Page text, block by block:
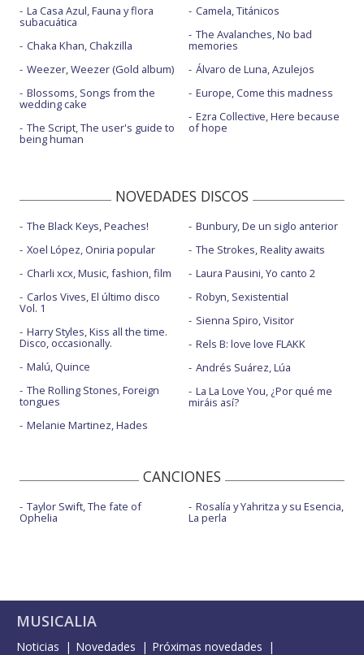
La Casa Azul, Fauna y flora
subacuática
Chaka Khan, Chakzilla
Weezer, Weezer (Gold album)
Blossoms, Songs from the
wedding cake
The Script, The user's guide to
being human
Camela, Titánicos
The Avalanches, No bad
memories
Álvaro de Luna, Azulejos
Europe, Come this madness
Ezra Collective, Here because
of hope
NOVEDADES DISCOS
The Black Keys, Peaches!
Xoel López, Oniria popular
Charli xcx, Music, fashion, film
Carlos Vives, El último disco
Vol. 1
Harry Styles, Kiss all the time.
Disco, occasionally.
Malú, Quince
The Rolling Stones, Foreign
tongues
Melanie Martinez, Hades
Bunbury, De un siglo anterior
The Strokes, Reality awaits
Laura Pausini, Yo canto 2
Robyn, Sexistential
Sienna Spiro, Visitor
Rels B: love love FLAKK
Andrés Suárez, Lúa
La La Love You, ¿Por qué me
miráis así?
CANCIONES
Taylor Swift, The fate of
Ophelia
Rosalía y Yahritza y su Esencia,
La perla
MUSICALIA
Noticias Novedades
Próximas novedades